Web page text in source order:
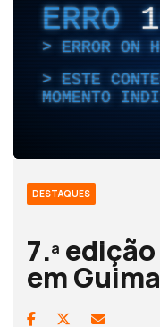
ERRO
ERROR ON
ESTE
MOMENTO
DESTAQUES
7.ª
em